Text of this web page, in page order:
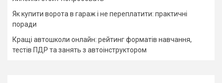
Як купити ворота в гараж і не переплатити: практичні
поради
Кращі автошколи онлайн: рейтинг форматів навчання,
тестів ПДР та занять з автоінструктором